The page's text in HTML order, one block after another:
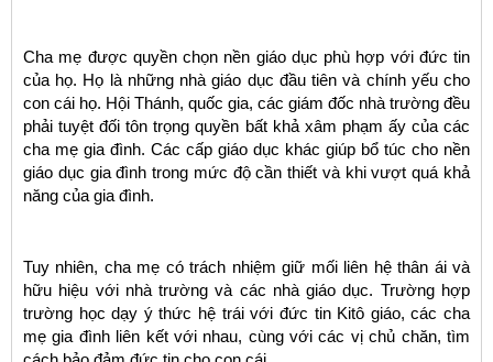
Cha mẹ được quyền chọn nền giáo dục phù hợp với đức tin
của họ. Họ là những nhà giáo dục đầu tiên và chính yếu cho
con cái họ. Hội Thánh, quốc gia, các giám đốc nhà trường đều
phải tuyệt đối tôn trọng quyền bất khả xâm phạm ấy của các
cha mẹ gia đình. Các cấp giáo dục khác giúp bổ túc cho nền
giáo dục gia đình trong mức độ cần thiết và khi vượt quá khả
năng của gia đình.
Tuy nhiên, cha mẹ có trách nhiệm giữ mối liên hệ thân ái và
hữu hiệu với nhà trường và các nhà giáo dục. Trường hợp
trường học dạy ý thức hệ trái với đức tin Kitô giáo, các cha
mẹ gia đình liên kết với nhau, cùng với các vị chủ chăn, tìm